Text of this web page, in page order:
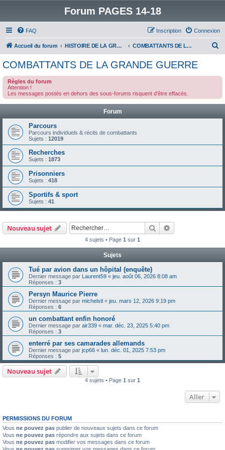
Forum PAGES 14-18
FAQ Connexion
Inscription
Accueil du forum HISTOIRE DE LA GRANDE GUERRE COMBATTANTS DE LA GRANDE GUERRE
r
c
COMBATTANTS DE LA GRANDE GUERRE
Règles du forum
Attention !
Les messages postés en dehors des sous-forums risquent d'être effacés.
Forum
Parcours
Parcours individuels & récits de combattants
Sujets : 12019
Recherches
Sujets : 1873
Prisonniers
Sujets : 418
Sportifs & sport
Sujets : 41
Nouveau sujet Rechercher
4 sujets • Page 1 sur 1
Sujets
Tué par avion dans un hôpital (enquête)
Dernier message par Laurent59 « jeu. août 06, 2026 8:08 am
Réponses : 3
Persyn Maurice Pierre
Dernier message par michelstl « jeu. mars 12, 2026 9:19 pm
Réponses : 6
un combattant enfin honoré
Dernier message par air339 « mar. déc. 23, 2025 5:40 pm
Réponses : 3
enterré par ses camarades allemands
Dernier message par jcp66 « lun. déc. 01, 2025 7:53 pm
Réponses : 5
Nouveau sujet
4 sujets • Page 1 sur 1
Aller
PERMISSIONS DU FORUM
Vous ne pouvez pas publier de nouveaux sujets dans ce forum
Vous ne pouvez pas répondre aux sujets dans ce forum
Vous ne pouvez pas modifier vos messages dans ce forum